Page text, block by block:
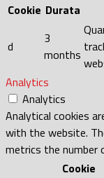
Cookie Durata
d
3
months
Analytics
Analytics
Analytical cookies
with the website.
metrics the
Cookie